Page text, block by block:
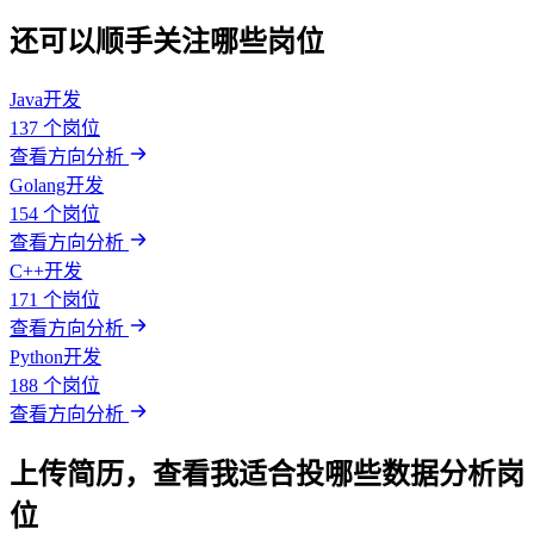
还可以顺手关注哪些岗位
Java开发
137 个岗位
查看方向分析
Golang开发
154 个岗位
查看方向分析
C++开发
171 个岗位
查看方向分析
Python开发
188 个岗位
查看方向分析
上传简历，查看我适合投哪些数据分析岗
位